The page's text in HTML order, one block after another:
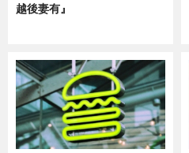
越後妻有』